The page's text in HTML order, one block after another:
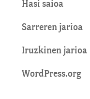
Hasi saioa
Sarreren jarioa
Iruzkinen jarioa
WordPress.org